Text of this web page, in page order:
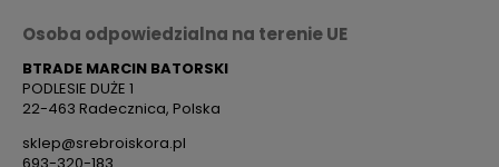
Osoba odpowiedzialna na terenie UE
BTRADE MARCIN BATORSKI
PODLESIE DUŻE 1
22-463 Radecznica, Polska
sklep@srebroiskora.pl